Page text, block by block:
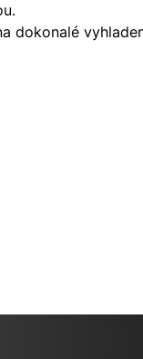
dokonalé